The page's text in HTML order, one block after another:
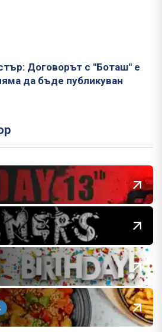
Договорът с "Боташ" е
да бъде публикуван